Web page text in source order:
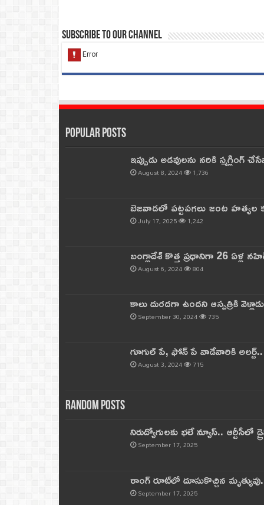
Subscribe to our Channel
Popular Posts
ఇప్పుడు అడవులను నరికి
August 8, 2024 1,736
బెజవాడలో పట్టపగలు జంట
July 17, 2025 1,242
బంగ్లాదేశ్ కొత్త ప్రధానిగా 26 ఏళ్ల
August 6, 2024 804
కాలు దురదగా ఉందని ఆస్పత్రికి
September 30, 2024 735
గూగుల్ పే, ఫోన్ పే వాడేవారికి
August 3, 2024 715
Random Posts
నిరుద్యోగులకు భలే న్యూస్.. ఆర్టీసీలో
September 17, 2025
రాంగ్ రూట్‌లో దూసుకొచ్చిన
September 17, 2025